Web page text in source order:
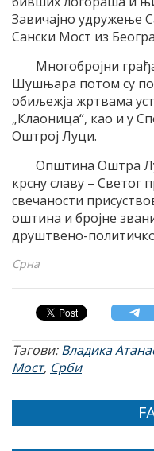
Завичајно удружење
Сански Мост из
Многобројни
Шушњара потом су
обиљежја жртвама
„Клаоница“, као и у
Оштрој Луци.
Општина Оштра
крсну славу – Светог
свечаности
оштина и бројне
друштвено-
Срна
Тагови:Владика
Мост, Срби